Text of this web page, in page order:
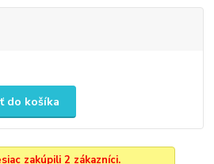
do košíka
zakúpili 2 zákazníci.